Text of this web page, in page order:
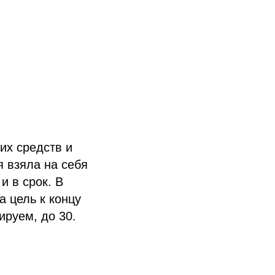
средств и
взяла на себя
в срок. В
цель к концу
до 30.